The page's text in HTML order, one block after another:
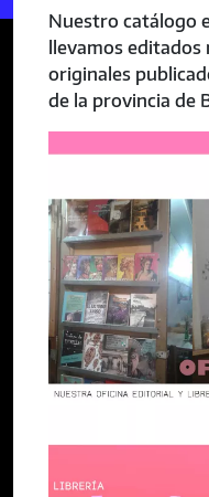
Nuestro catálogo
llevamos
originales
de la provincia de